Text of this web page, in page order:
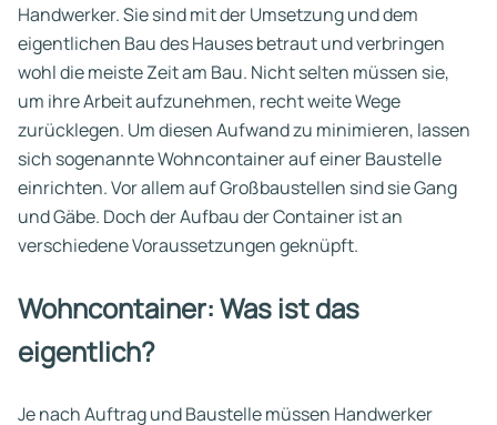
Handwerker. Sie sind mit der Umsetzung und dem
eigentlichen Bau des Hauses betraut und verbringen
wohl die meiste Zeit am Bau. Nicht selten müssen sie,
um ihre Arbeit aufzunehmen, recht weite Wege
zurücklegen. Um diesen Aufwand zu minimieren, lassen
sich sogenannte Wohncontainer auf einer Baustelle
einrichten. Vor allem auf Großbaustellen sind sie Gang
und Gäbe. Doch der Aufbau der Container ist an
verschiedene Voraussetzungen geknüpft.
Wohncontainer: Was ist das
eigentlich?
Je nach Auftrag und Baustelle müssen Handwerker